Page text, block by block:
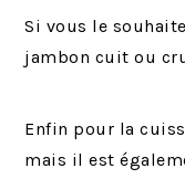
Si vous le
jambon cuit ou
Enfin pour la
mais il est